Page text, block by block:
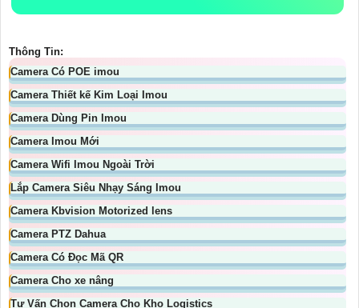
Thông Tin:
Camera Có POE imou
Camera Thiết kế Kim Loại Imou
Camera Dùng Pin Imou
Camera Imou Mới
Camera Wifi Imou Ngoài Trời
Lắp Camera Siêu Nhạy Sáng Imou
Camera Kbvision Motorized lens
Camera PTZ Dahua
Camera Có Đọc Mã QR
Camera Cho xe nâng
Tư Vấn Chọn Camera Cho Kho Logistics